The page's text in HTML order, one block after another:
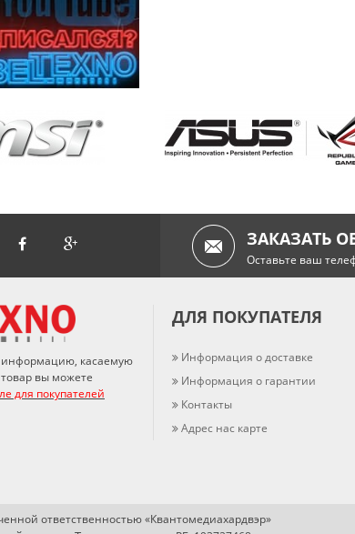
ЗАКАЗАТЬ
Оставьте ваш
информацию, касаемую
вы можете
для покупателей
ДЛЯ ПОКУПАТЕЛЯ
Информация о доставке
Информация о гарантии
Контакты
Адрес нас карте
ответственностью «Квантомедиахардвэр»